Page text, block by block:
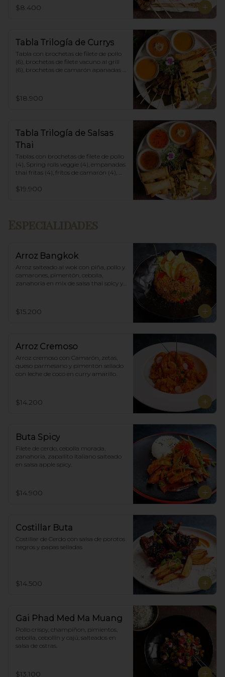
$8.400
Tabla Trilogía de Currys
Tabla con brochetas de filete de pollo
(6), brochetas de filete vacuno al grill
(6), brochetas de camarón apanadas
amarillo.
$18.900
Tabla Trilogía de Salsas
Thai
Tablas con brochetas de filete de pollo
(4), Spring rolls veggie (4), empanadas
thai fritas (4), fritos de camarón (4),
Salsa de Maní y Soja spicy.
$19.900
Arroz Bangkok
Arroz salteado al wok con piña, pollo y
camarones, pimentón, cebolla,
zanahoria en mix de salsa thai spicy y
$15.200
Arroz Cremoso
Arroz cremoso con Camarón, zetas,
queso parmesano y pimentón sellado
con leche de coco en curry amarillo.
$14.200
Buta Spicy
Filete de cerdo, cebolla morada,
zanahoria, zapallito italiano salteado
en salsa apple spicy.
$14.900
Costillar Buta
Costillar de Cerdo con salsa de porotos
negros y papas selladas
$14.500
Gai Phad Med Ma Muang
Pollo crispy, champiñon, pimientos,
cebolla, cebollín y cajú, salteados en
salsa de ostras.
$13.100